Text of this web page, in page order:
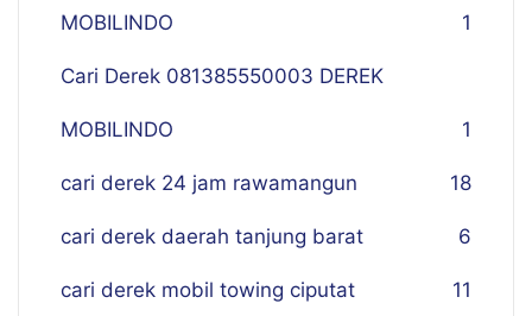
MOBILINDO 1
Cari Derek 081385550003 DEREK
MOBILINDO 1
cari derek 24 jam rawamangun 18
cari derek daerah tanjung barat 6
cari derek mobil towing ciputat 11